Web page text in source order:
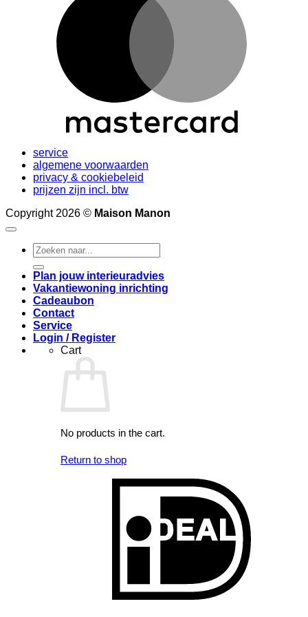
service
algemene voorwaarden
privacy & cookiebeleid
prijzen zijn incl. btw
Copyright 2026 © Maison Manon
Search
for:
Plan jouw interieuradvies
Vakantiewoning inrichting
Cadeaubon
Contact
Service
Login / Register
Cart
No products in the cart.
Return to shop